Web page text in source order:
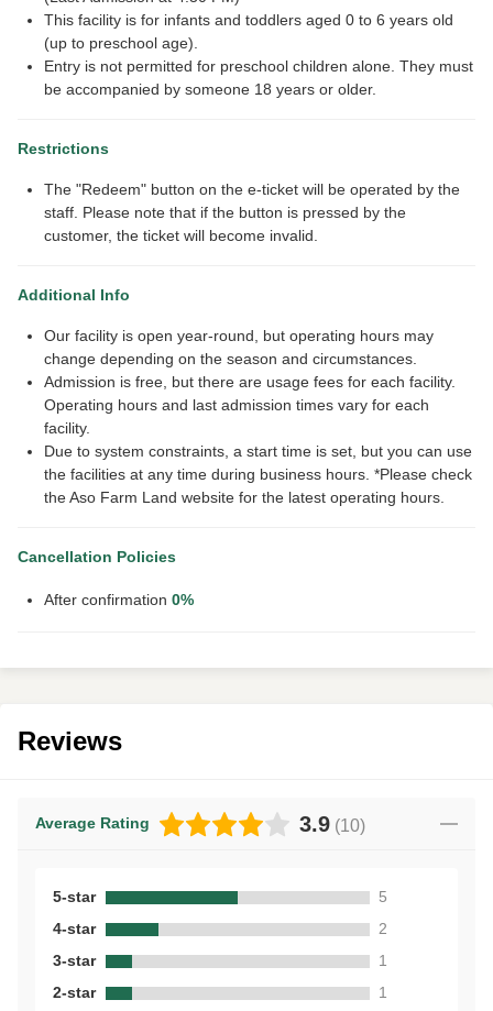
This facility is for infants and toddlers aged 0 to 6 years old
(up to preschool age).
Entry is not permitted for preschool children alone. They must
be accompanied by someone 18 years or older.
Restrictions
The "Redeem" button on the e-ticket will be operated by the
staff. Please note that if the button is pressed by the
customer, the ticket will become invalid.
Additional Info
Our facility is open year-round, but operating hours may
change depending on the season and circumstances.
Admission is free, but there are usage fees for each facility.
Operating hours and last admission times vary for each
facility.
Due to system constraints, a start time is set, but you can use
the facilities at any time during business hours. *Please check
the Aso Farm Land website for the latest operating hours.
Cancellation Policies
After confirmation 0%
Reviews
Average Rating 3.9 (10)
5-star
5
4-star
2
3-star
1
2-star
1